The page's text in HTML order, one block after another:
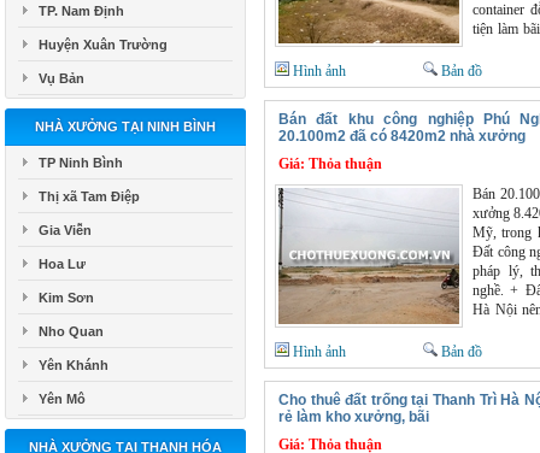
TP. Nam Định
Huyện Xuân Trường
Vụ Bản
NHÀ XƯỞNG TẠI NINH BÌNH
TP Ninh Bình
Thị xã Tam Điệp
Gia Viễn
Hoa Lư
Kim Sơn
Nho Quan
Yên Khánh
Yên Mô
NHÀ XƯỞNG TẠI THANH HÓA
container
tiện làm
hạn, giá
8 nghìn
hệ : Mr
Hình ảnh Bản đồ
Bán đất khu công nghiệp Phú
20.100m2 đã có 8420m2 nhà xưởng
Giá: Thỏa thuận
Bán
xưởng
Mỹ, trong
Đất công
pháp lý,
nghề. +
Hà Nội
lại, vào
cư đông
vòng
tại Hà Nội
Hình ảnh Bản đồ
Cho thuê đất trống tại Thanh Trì Hà
rẻ làm kho xưởng, bãi
Giá: Thỏa thuận